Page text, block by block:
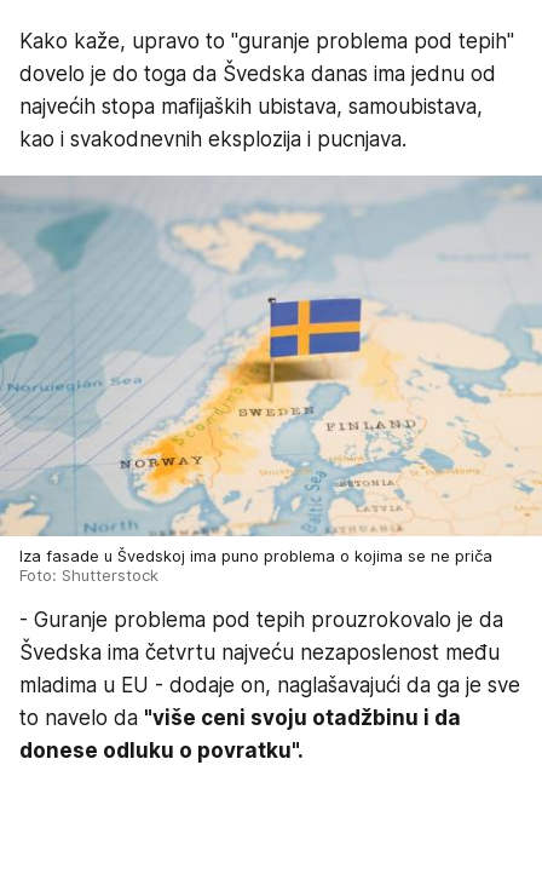
Kako kaže, upravo to "guranje problema pod tepih"
dovelo je do toga da Švedska danas ima jednu od
najvećih stopa mafijaških ubistava, samoubistava,
kao i svakodnevnih eksplozija i pucnjava.
Iza fasade u Švedskoj ima puno problema o kojima se ne priča
Foto: Shutterstock
- Guranje problema pod tepih prouzrokovalo je da
Švedska ima četvrtu najveću nezaposlenost među
mladima u EU - dodaje on, naglašavajući da ga je sve
to navelo da "više ceni svoju otadžbinu i da
donese odluku o povratku".